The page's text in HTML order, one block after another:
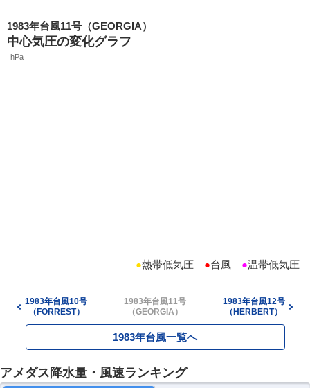
1983年台風11号（GEORGIA）
中心気圧の変化グラフ
hPa
●熱帯低気圧 ●台風 ●温帯低気圧
1983年台風10号
（FORREST）
1983年台風11号
（GEORGIA）
1983年台風12号
（HERBERT）
1983年台風一覧へ
アメダス降水量・風速ランキング